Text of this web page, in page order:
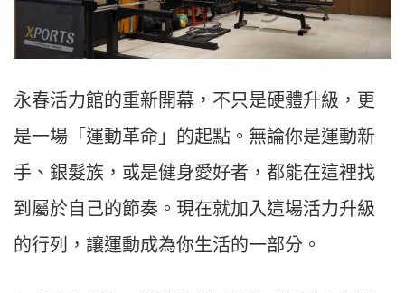
永春活力館的重新開幕，不只是硬體升級，更
是一場「運動革命」的起點。無論你是運動新
手、銀髮族，或是健身愛好者，都能在這裡找
到屬於自己的節奏。現在就加入這場活力升級
的行列，讓運動成為你生活的一部分。